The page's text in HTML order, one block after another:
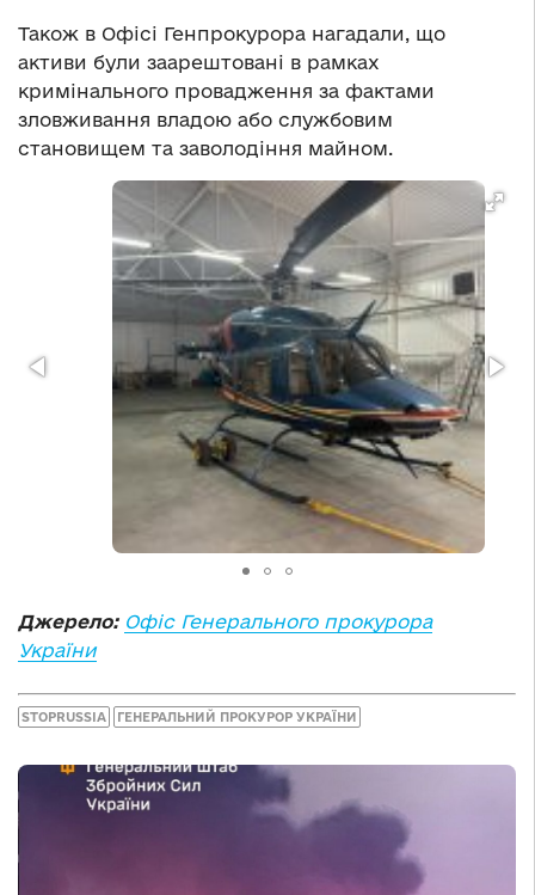
Також в Офісі Генпрокурора нагадали, що
активи були заарештовані в рамках
кримінального провадження за фактами
зловживання владою або службовим
становищем та заволодіння майном.
Джерело: Офіс Генерального прокурора
України
STOPRUSSIA ГЕНЕРАЛЬНИЙ ПРОКУРОР УКРАЇНИ